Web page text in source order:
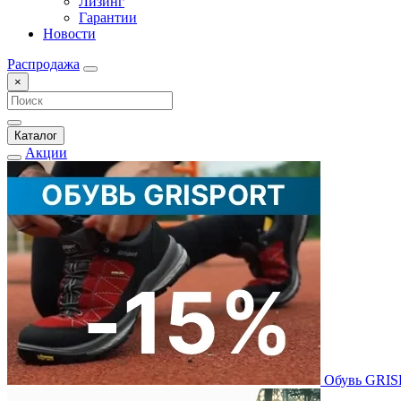
Гарантии
Новости
Распродажа
×
Каталог
Акции
Обувь